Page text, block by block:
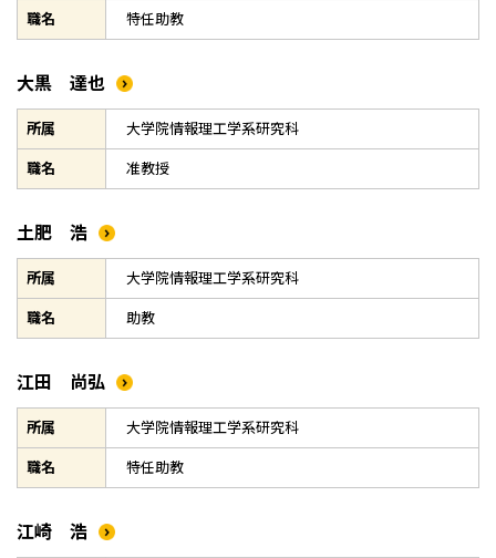
職名 特任助教
大黒 達也
所属 大学院情報理工学系研究科
職名 准教授
土肥 浩
所属 大学院情報理工学系研究科
職名 助教
江田 尚弘
所属 大学院情報理工学系研究科
職名 特任助教
江崎 浩